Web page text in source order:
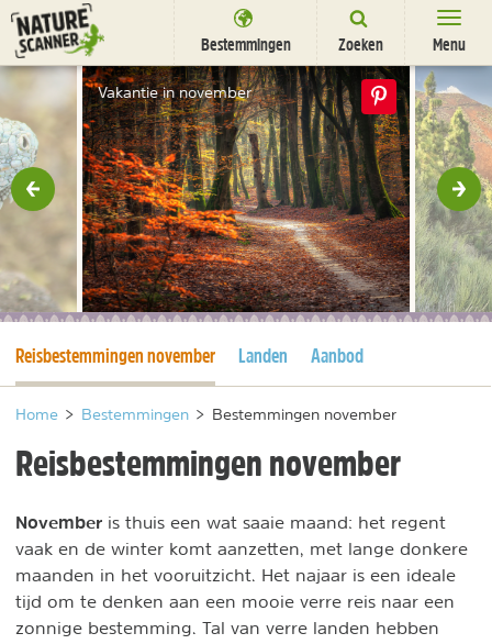
Ga
naar
content
Bestemmingen Zoeken Menu
Bestemmingen
Overnachten
Activiteiten
Natuurparken
Dieren
Nieuwsbrief Uitgelicht
Vakantie in november
Huidige pagina
Reisbestemmingen november Landen Aanbod
Home > Bestemmingen > Bestemmingen november
Reisbestemmingen november
November is thuis een wat saaie maand: het regent
vaak en de winter komt aanzetten, met lange donkere
maanden in het vooruitzicht. Het najaar is een ideale
tijd om te denken aan een mooie verre reis naar een
zonnige bestemming. Tal van verre landen hebben